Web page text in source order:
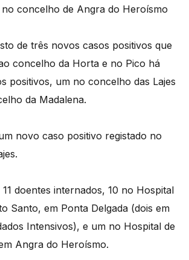
concelho de Angra do Heroísmo
de três novos casos positivos que
concelho da Horta e no Pico há
positivos, um no concelho das Lajes
da Madalena.
novo caso positivo registado no
doentes internados, 10 no Hospital
Santo, em Ponta Delgada (dois em
Intensivos), e um no Hospital de
Angra do Heroísmo.